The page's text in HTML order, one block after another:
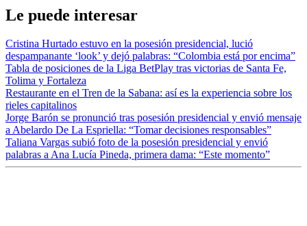
Le puede interesar
Cristina Hurtado estuvo en la posesión presidencial, lució
despampanante ‘look’ y dejó palabras: “Colombia está por encima”
Tabla de posiciones de la Liga BetPlay tras victorias de Santa Fe,
Tolima y Fortaleza
Restaurante en el Tren de la Sabana: así es la experiencia sobre los
rieles capitalinos
Jorge Barón se pronunció tras posesión presidencial y envió mensaje
a Abelardo De La Espriella: “Tomar decisiones responsables”
Taliana Vargas subió foto de la posesión presidencial y envió
palabras a Ana Lucía Pineda, primera dama: “Este momento”